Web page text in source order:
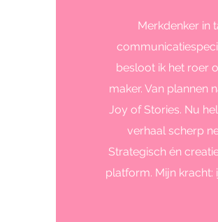
Merkdenker in
besloot ik het roer
maker. Van plannen
Joy of Stories. Nu
verhaal scherp
Strategisch én
platform. Mijn